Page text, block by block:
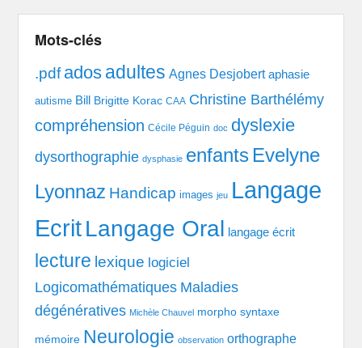
Mots-clés
.pdf ados adultes Agnes Desjobert aphasie
autisme Bill Brigitte Korac CAA Christine Barthélémy
compréhension Cécile Péguin doc dyslexie
dysorthographie dysphasie enfants Evelyne
Lyonnaz Handicap images jeu Langage
EcritLangage Oral langage écrit
lecture lexique logiciel
Logicomathématiques Maladies
dégénératives Michèle Chauvel morpho syntaxe
mémoire Neurologie observation orthographe